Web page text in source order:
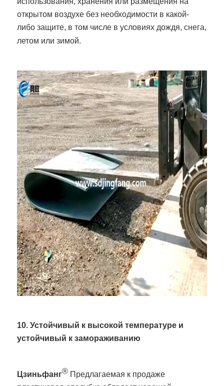
открытом воздухе без необходимости в какой-
либо защите, в том числе в условиях дождя, снега,
летом или зимой.
10. Устойчивый к высокой температуре и
устойчивый к замораживанию
Цзиньфанг® Предлагаемая к продаже